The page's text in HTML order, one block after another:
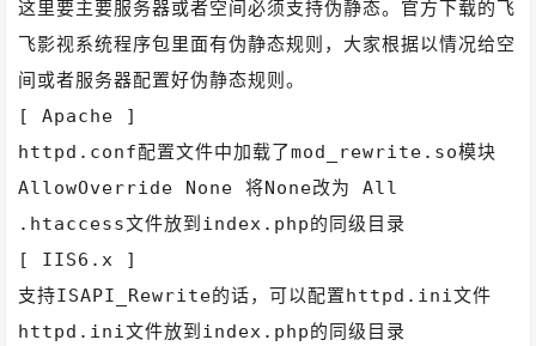
这里要主要服务器或者空间必须支持伪静态。官方下载的飞
飞影视系统程序包里面有伪静态规则，大家根据以情况给空
间或者服务器配置好伪静态规则。
[ Apache ]
httpd.conf配置文件中加载了mod_rewrite.so模块
AllowOverride None 将None改为 All
.htaccess文件放到index.php的同级目录
[ IIS6.x ]
支持ISAPI_Rewrite的话，可以配置httpd.ini文件
httpd.ini文件放到index.php的同级目录